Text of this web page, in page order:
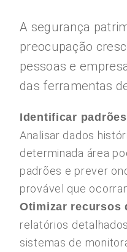
A segurança
preocupação
pessoas e
das ferramentas
Identificar
Analisar dados
determinada área
padrões e prever
provável que
Otimizar recursos
relatórios
sistemas de